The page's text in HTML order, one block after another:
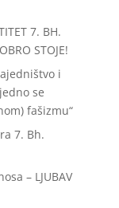
7. BH.
STOJE!
i
se
fašizmu“
7. Bh.
– LJUBAV